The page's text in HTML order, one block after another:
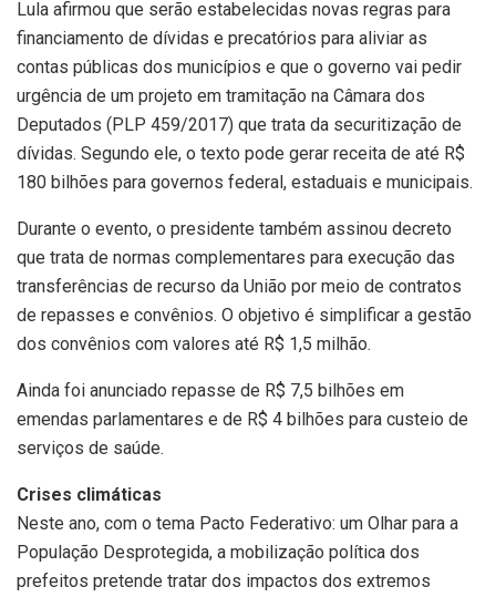
Lula afirmou que serão estabelecidas novas regras para
financiamento de dívidas e precatórios para aliviar as
contas públicas dos municípios e que o governo vai pedir
urgência de um projeto em tramitação na Câmara dos
Deputados (PLP 459/2017) que trata da securitização de
dívidas. Segundo ele, o texto pode gerar receita de até R$
180 bilhões para governos federal, estaduais e municipais.
Durante o evento, o presidente também assinou decreto
que trata de normas complementares para execução das
transferências de recurso da União por meio de contratos
de repasses e convênios. O objetivo é simplificar a gestão
dos convênios com valores até R$ 1,5 milhão.
Ainda foi anunciado repasse de R$ 7,5 bilhões em
emendas parlamentares e de R$ 4 bilhões para custeio de
serviços de saúde.
Crises climáticas
Neste ano, com o tema Pacto Federativo: um Olhar para a
População Desprotegida, a mobilização política dos
prefeitos pretende tratar dos impactos dos extremos